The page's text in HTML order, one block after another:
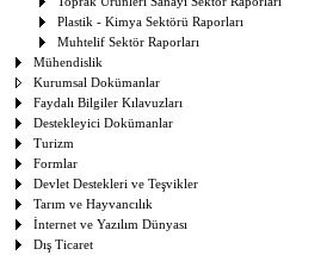
Plastik - Kimya Sektörü Raporları
Muhtelif Sektör Raporları
Mühendislik
Kurumsal Dokümanlar
Faydalı Bilgiler Kılavuzları
Destekleyici Dokümanlar
Turizm
Formlar
Devlet Destekleri ve Teşvikler
Tarım ve Hayvancılık
İnternet ve Yazılım Dünyası
Dış Ticaret